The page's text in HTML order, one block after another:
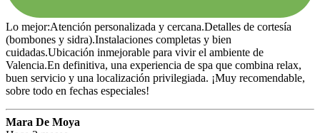
Lo mejor:Atención personalizada y cercana.Detalles de cortesía
(bombones y sidra).Instalaciones completas y bien
cuidadas.Ubicación inmejorable para vivir el ambiente de
Valencia.En definitiva, una experiencia de spa que combina relax,
buen servicio y una localización privilegiada. ¡Muy recomendable,
sobre todo en fechas especiales!
Mara De Moya